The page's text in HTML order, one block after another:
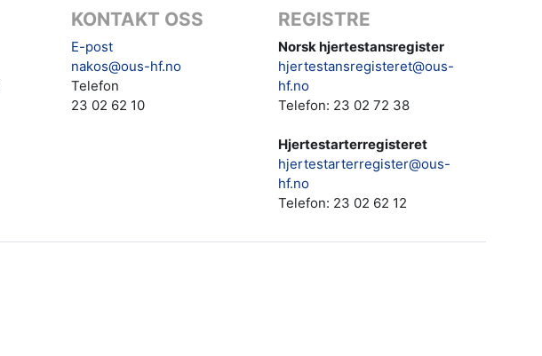
KONTAKT OSS
E-post
nakos@ous-hf.no
Telefon
23 02 62 10
REGISTRE
Norsk hjertestansregister
hjertestansregisteret@ous-
hf.no
Telefon: 23 02 72 38
Hjertestarterregisteret
hjertestarterregister@ous-
hf.no
Telefon: 23 02 62 12‬‬